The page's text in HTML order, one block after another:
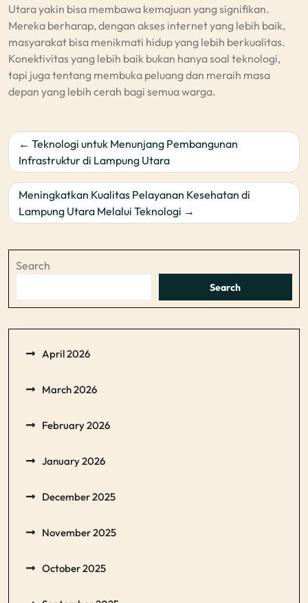
Utara yakin bisa membawa kemajuan yang signifikan.
Mereka berharap, dengan akses internet yang lebih baik,
masyarakat bisa menikmati hidup yang lebih berkualitas.
Konektivitas yang lebih baik bukan hanya soal teknologi,
tapi juga tentang membuka peluang dan meraih masa
depan yang lebih cerah bagi semua warga.
Post
navigation
Teknologi untuk Menunjang Pembangunan
Infrastruktur di Lampung Utara
Meningkatkan Kualitas Pelayanan Kesehatan di
Lampung Utara Melalui Teknologi
Search
Search
April 2026
March 2026
February 2026
January 2026
December 2025
November 2025
October 2025